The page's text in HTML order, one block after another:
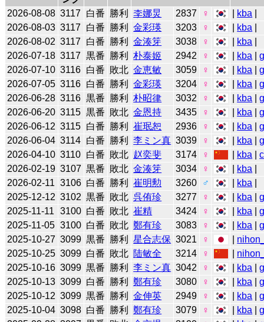
2026-08-08 3117 白番 勝利 李娜炅 2837 ♀ kba
2026-08-03 3117 白番 勝利 金彩瑛 3203 ♀ kba
2026-08-02 3117 白番 勝利 金湊笌 3038 ♀ kba
2026-07-18 3117 黒番 勝利 朴泰姬 2942 ♀ kba |
2026-07-10 3116 白番 敗北 金恵敏 3059 ♀ kba |
2026-07-05 3116 白番 勝利 金彩瑛 3204 ♀ kba |
2026-06-28 3116 黒番 勝利 朴昭律 3032 ♀ kba |
2026-06-20 3115 黒番 敗北 金恩持 3435 ♀ kba |
2026-06-12 3115 白番 勝利 崔珉恕 2936 ♀ kba |
2026-06-04 3114 白番 勝利 李ミン真 3039 ♀ kba |
2026-04-10 3110 白番 敗北 赵奕斐 3174 ♀ kba |
2026-02-19 3107 黒番 敗北 金湊笌 3034 ♀ kba
2026-02-11 3106 白番 勝利 崔明勲 3260 ♂ kba
2025-12-12 3102 黒番 敗北 呉侑珍 3277 ♀ kba |
2025-11-11
3100 白番 敗北 崔精 3424 ♀ kba |
2025-11-05 3100 白番 敗北 鄭有珍 3083 ♀ kba |
2025-10-27 3099 黒番 勝利 星合志保 3021 ♀
2025-10-25 3099 白番 敗北 陆敏全 3214 ♀
2025-10-16 3099 黒番 勝利 李ミン真 3042 ♀ kba |
2025-10-13 3099 白番 勝利 鄭有珍 3080 ♀ kba |
2025-10-12 3099 黒番 勝利 金伸英 2949 ♀ kba |
2025-10-04 3098 白番 勝利 鄭有珍 3079 ♀ kba |